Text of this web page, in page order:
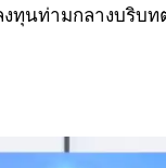
ทุนท่ามกลางบริบ